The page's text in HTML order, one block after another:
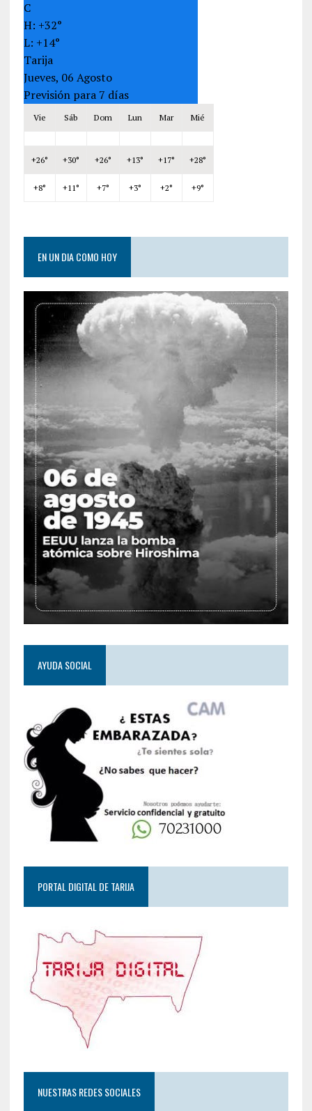
C
H: +32°
L: +14°
Tarija
Jueves, 06 Agosto
Previsión para 7 días
Vie Sáb Dom Lun Mar Mié
+26° +30° +26° +13° +17° +28°
+8° +11° +7° +3° +2° +9°
EN UN DIA COMO HOY
AYUDA SOCIAL
PORTAL DIGITAL DE TARIJA
NUESTRAS REDES SOCIALES